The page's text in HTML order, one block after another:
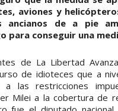
aviones y
ancianos de a pie
para conseguir una
de La Libertad
de idioteces que a
las restricciones
Milei a la cobertura de